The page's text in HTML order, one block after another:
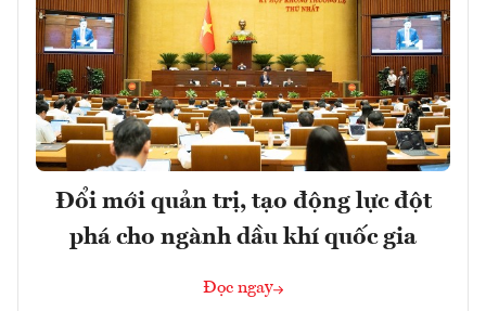
Đổi mới quản trị, tạo động lực đột
phá cho ngành dầu khí quốc gia
Đọc ngay